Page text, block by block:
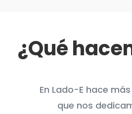
¿Qué
En Lado-E hace
que nos